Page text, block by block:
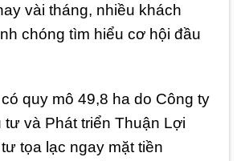
vài tháng, nhiều khách
chóng tìm hiểu cơ hội đầu
quy mô 49,8 ha do Công ty
và Phát triển Thuận Lợi
tọa lạc ngay mặt tiền